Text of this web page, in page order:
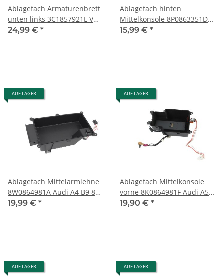
Ablagefach Armaturenbrett
unten links 3C1857921L VW
Passat 3C B6 schwarz
24,99 € *
Ablagefach hinten
Mittelkonsole 8P0863351D
Audi A3-S3-RS3 8P
15,99 € *
AUF LAGER
Ablagefach Mittelarmlehne
8W0864981A Audi A4 B9 8W
12V Dose
19,99 € *
AUF LAGER
Ablagefach Mittelkonsole
vorne 8K0864981F Audi A5
8T B8 12V Dose Aux Telefon
19,90 € *
AUF LAGER AUF LAGER